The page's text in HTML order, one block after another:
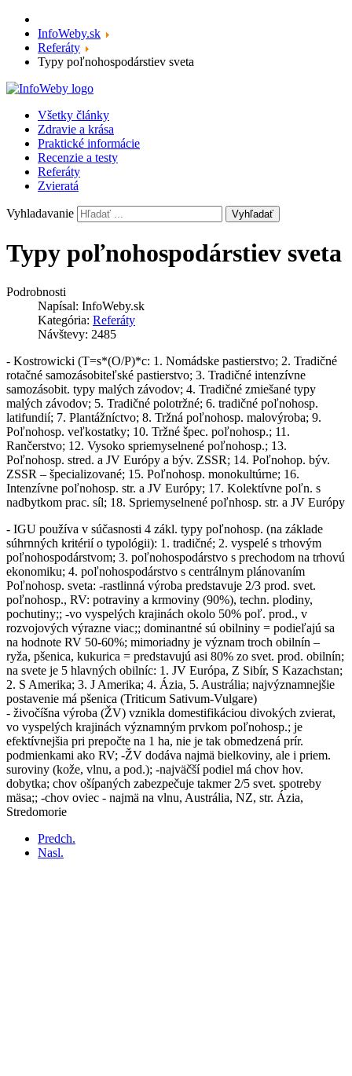
InfoWeby.sk
Referáty
Typy poľnohospodárstiev sveta
Všetky články
Zdravie a krása
Praktické informácie
Recenzie a testy
Referáty
Zvieratá
Vyhladavanie Vyhľadať
Typy poľnohospodárstiev sveta
Podrobnosti
Napísal: InfoWeby.sk
Kategória: Referáty
Návštevy: 2485
- Kostrowicki (T=s*(O/P)*c: 1. Nomádske pastierstvo; 2. Tradičné
rotačné samozásobiteľské pastierstvo; 3. Tradičné intenzívne
samozásobit. typy malých závodov; 4. Tradičné zmiešané typy
malých závodov; 5. Tradičné polotržné; 6. tradičné poľnohosp.
latifundií; 7. Plantážníctvo; 8. Tržná poľnohosp. malovýroba; 9.
Poľnohosp. veľkostatky; 10. Tržné špec. poľnohosp.; 11.
Rančerstvo; 12. Vysoko spriemyselnené poľnohosp.; 13.
Poľnohosp. stred. a JV Európy a býv. ZSSR; 14. Poľnohop. býv.
ZSSR – špecializované; 15. Poľnohosp. monokultúrne; 16.
Intenzívne poľnohosp. str. a JV Európy; 17. Kolektívne poľn. s
nadbytkom prac. síl; 18. Spriemyselnené poľnhosp. str. a JV Európy
- IGU používa v súčasnosti 4 zákl. typy poľnohosp. (na základe
súhrnných kritérií o typológii): 1. tradičné; 2. vyspelé s trhovým
poľnohospodárstvom; 3. poľnohospodárstvo s prechodom na trhovú
ekonomiku; 4. poľnohospodárstvo s centrálnym plánovaním
Poľnohosp. sveta: -rastlinná výroba predstavuje 2/3 prod. svet.
poľnohosp., RV: potraviny a krmoviny (90%), techn. plodiny,
pochutiny;; -vo vyspelých krajinách okolo 50% poľ. prod., v
rozvojových výrazne viac;; dominantné sú obilniny = podieľajú sa
na hodnote RV 50-60%; mimoriadny je význam troch obilnín –
ryža, pšenica, kukurica = predstavujú asi 80% zo svet. prod. obilnín;
na svete je 5 hlavných obilníc: 1. JV Európa, Z Sibír, S Kazachstan;
2. S Amerika; 3. J Amerika; 4. Ázia, 5. Austrália; najvýznamnejšie
postavenie má pšenica (Triticum Sativum-Vulgare)
- živočíšna výroba (ŽV) vznikla domestifikáciou divokých zvierat,
vo vyspelých krajinách významným prvkom poľnohosp.; je
efektívnejšia pri prepočte na 1 ha, nie je tak obmedzená prír.
podmienkami ako RV; -ŽV dodáva najmä bielkoviny, ale i priem.
suroviny (kože, vlnu, a pod.); -najväčší podiel má chov hov.
dobytka; chov ošípaných zabezpečuje takmer 2/5 svet. spotreby
mäsa;; -chov oviec - najmä na vlnu, Austrália, NZ, str. Ázia,
Stredomorie
Predch.
Nasl.